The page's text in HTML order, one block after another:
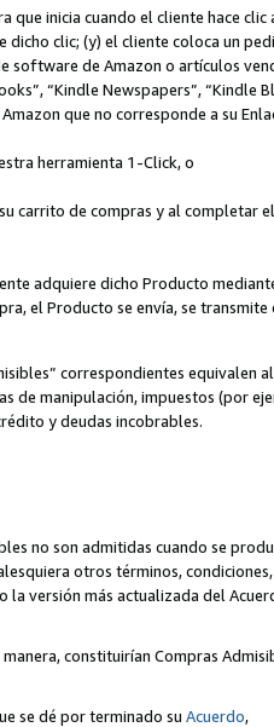
que inicia cuando el cliente hace
clic; (y) el cliente coloca un
de Amazon o artículos
“Kindle Newspapers”,
que no corresponde a su
herramienta 1-Click, o
carrito de compras y al completar
adquiere dicho Producto
el Producto se envía, se
correspondientes
manipulación, impuestos (por
y deudas incobrables.
no son admitidas cuando se
otros términos,
versión más actualizada del
constituirían Compras
se dé por terminado su Acuerdo,